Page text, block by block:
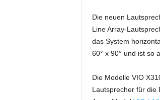
Die neuen
Line Array-
das System
60° x 90° und ist so
Die Modelle VIO
Lautsprecher für die